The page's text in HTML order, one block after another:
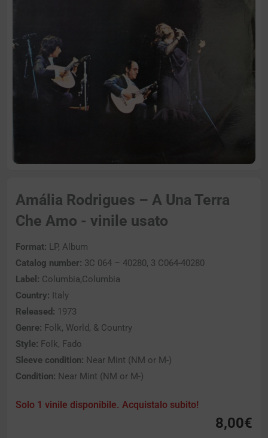
Amália Rodrigues – A Una Terra
Che Amo - vinile usato
Format: LP, Album
Catalog number: 3C 064 – 40280, 3 C064-40280
Label: Columbia,Columbia
Country: Italy
Released: 1973
Genre: Folk, World, & Country
Style: Folk, Fado
Sleeve condition: Near Mint (NM or M-)
Condition: Near Mint (NM or M-)
Solo 1 vinile disponibile. Acquistalo subito!
8,00€